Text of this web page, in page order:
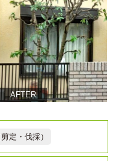
AFTER
定・伐採）